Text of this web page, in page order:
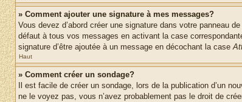
» Comment ajouter une signature à mes messages?
Vous devez d’abord créer une signature dans votre panneau
défaut à tous vos messages en activant la case
signature d’être ajoutée à un message en décochant la case
Haut
» Comment créer un sondage?
Il est facile de créer un sondage, lors de la publication d’un
ne le voyez pas, vous n’avez probablement pas le droit de